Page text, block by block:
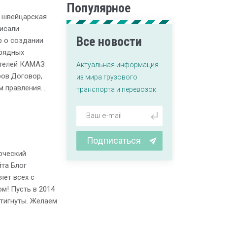
о создании
КАМАЗ
правления…
Блог
всех с
Пусть в 2014
Желаем
Популярное
Все новости
Актуальная информация
из мира грузового
транспорта и перевозок
Подписаться